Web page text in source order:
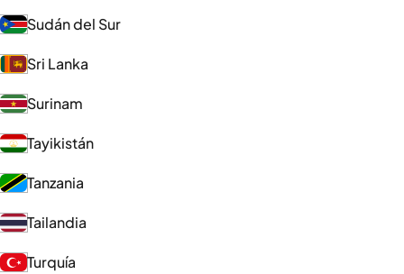
Sudán del Sur
Sri Lanka
Surinam
Tayikistán
Tanzania
Tailandia
Turquía